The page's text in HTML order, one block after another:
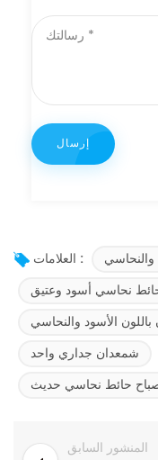
العلامات :
نحاسي أسود وعتيق
الأسود والنحاسي
شمعدان جداري واحد
حائط نحاسي حديث
المنشور السابق